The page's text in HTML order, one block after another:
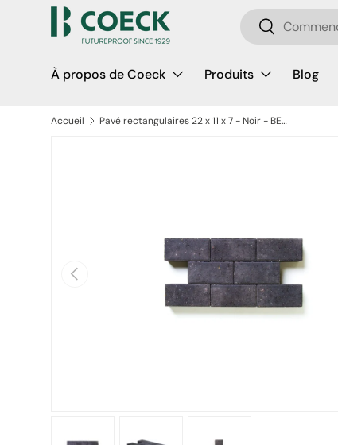
Aller au contenu Recherche
Rechercher
À propos de Coeck Produits Blog
Accueil Pavé rectangulaires 22 x 11 x 7 - Noir - BENOR
Précédent